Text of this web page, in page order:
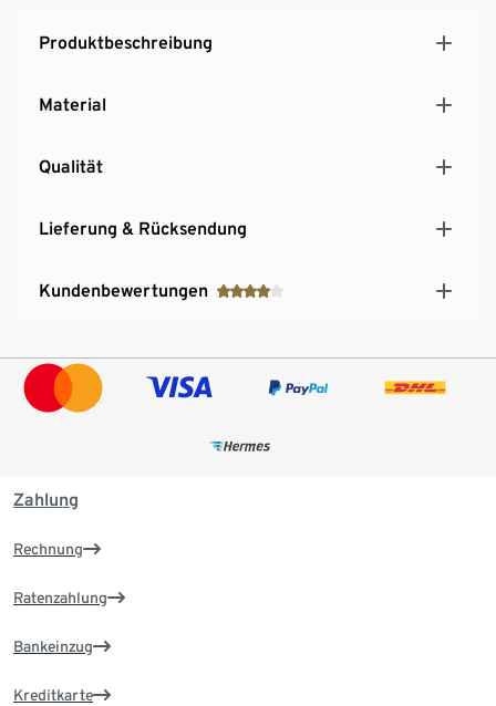
Produktbeschreibung
Material
Qualität
Lieferung & Rücksendung
Kundenbewertungen
Zahlung
Rechnung
Ratenzahlung
Bankeinzug
Kreditkarte